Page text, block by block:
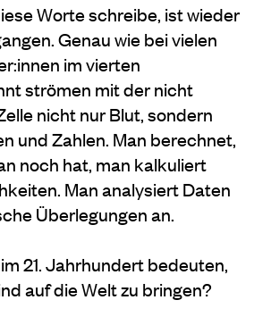
Worte schreibe, ist wieder
Genau wie bei vielen
im vierten
strömen mit der nicht
nicht nur Blut, sondern
und Zahlen. Man berechnet,
noch hat, man kalkuliert
Man analysiert Daten
Überlegungen an.
21. Jahrhundert bedeuten,
auf die Welt zu bringen?